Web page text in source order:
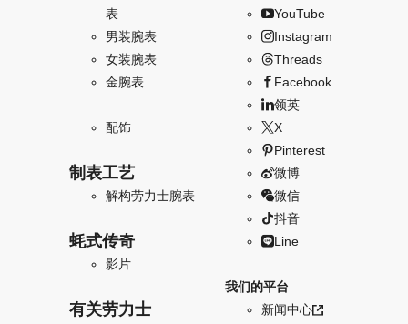
表
男装腕表
女装腕表
金腕表
配饰
制表工艺
解构劳力士腕表
蚝式传奇
影片
有关劳力士
YouTube
Instagram
Threads
Facebook
领英
X
Pinterest
微博
微信
抖音
Line
我们的平台
新闻中心